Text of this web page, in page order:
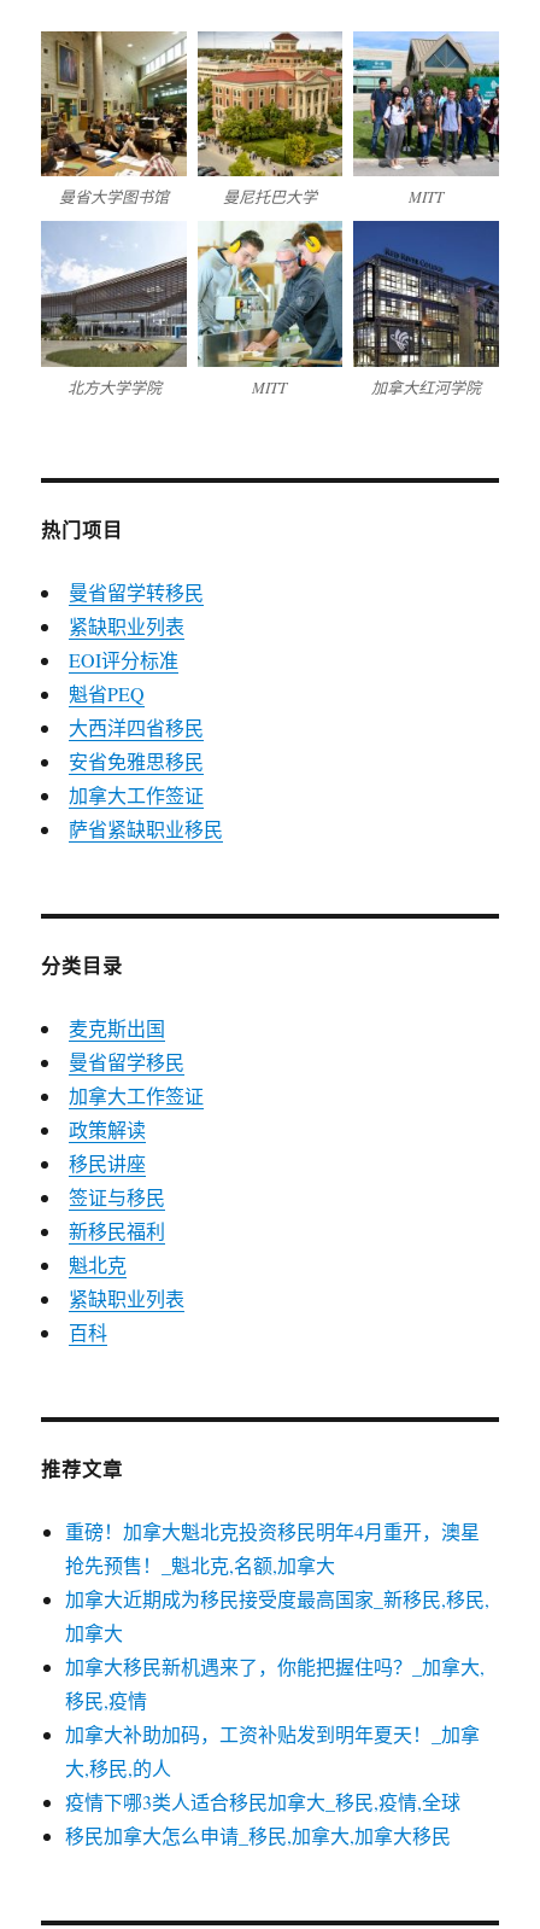
曼省大学图书馆 曼尼托巴大学 MITT
北方大学学院 MITT 加拿大红河学院
热门项目
曼省留学转移民
紧缺职业列表
EOI评分标准
魁省PEQ
大西洋四省移民
安省免雅思移民
加拿大工作签证
萨省紧缺职业移民
分类目录
麦克斯出国
曼省留学移民
加拿大工作签证
政策解读
移民讲座
签证与移民
新移民福利
魁北克
紧缺职业列表
百科
推荐文章
重磅！加拿大魁北克投资移民明年4月重开，澳星
抢先预售！_魁北克,名额,加拿大
加拿大近期成为移民接受度最高国家_新移民,移民,
加拿大
加拿大移民新机遇来了，你能把握住吗？_加拿大,
移民,疫情
加拿大补助加码，工资补贴发到明年夏天！_加拿
大,移民,的人
疫情下哪3类人适合移民加拿大_移民,疫情,全球
移民加拿大怎么申请_移民,加拿大,加拿大移民